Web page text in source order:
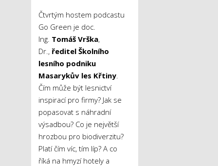
Čtvrtým hostem podcastu
Go Green je doc.
Ing. Tomáš Vrška,
Dr., ředitel Školního
lesního podniku
Masarykův les Křtiny
Čím může být lesnictví
inspirací pro firmy? Jak se
popasovat s náhradní
výsadbou? Co je největší
hrozbou pro biodiverzitu?
Platí čím víc, tím líp? A co
říká na hmyzí hotely a